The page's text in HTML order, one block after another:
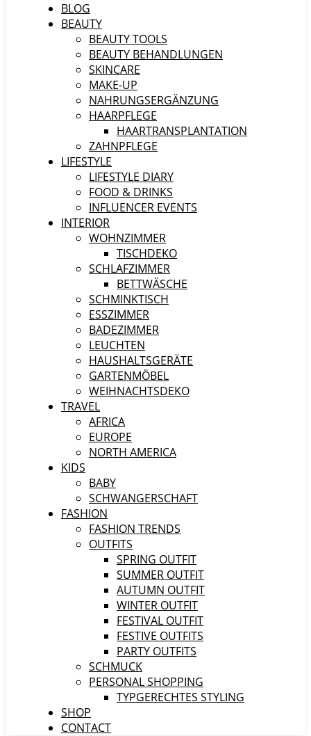
BLOG
BEAUTY
BEAUTY TOOLS
BEAUTY BEHANDLUNGEN
SKINCARE
MAKE-UP
NAHRUNGSERGÄNZUNG
HAARPFLEGE
HAARTRANSPLANTATION
ZAHNPFLEGE
LIFESTYLE
LIFESTYLE DIARY
FOOD & DRINKS
INFLUENCER EVENTS
INTERIOR
WOHNZIMMER
TISCHDEKO
SCHLAFZIMMER
BETTWÄSCHE
SCHMINKTISCH
ESSZIMMER
BADEZIMMER
LEUCHTEN
HAUSHALTSGERÄTE
GARTENMÖBEL
WEIHNACHTSDEKO
TRAVEL
AFRICA
EUROPE
NORTH AMERICA
KIDS
BABY
SCHWANGERSCHAFT
FASHION
FASHION TRENDS
OUTFITS
SPRING OUTFIT
SUMMER OUTFIT
AUTUMN OUTFIT
WINTER OUTFIT
FESTIVAL OUTFIT
FESTIVE OUTFITS
PARTY OUTFITS
SCHMUCK
PERSONAL SHOPPING
TYPGERECHTES STYLING
SHOP
CONTACT